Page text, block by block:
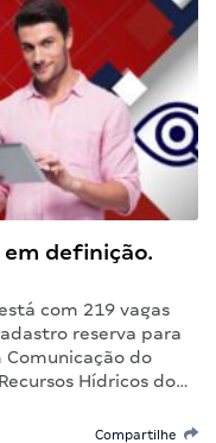
em definição.
com 219 vagas
reserva para
Comunicação do
Hídricos do…
Compartilhe